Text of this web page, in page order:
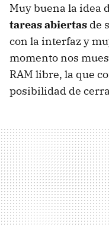
Muy buena la idea
tareas abiertas de
con la interfaz y
momento nos
RAM libre, la que
posibilidad de